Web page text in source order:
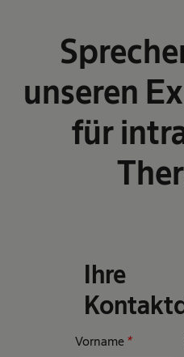
unseren
für
Ihre
Vorname *